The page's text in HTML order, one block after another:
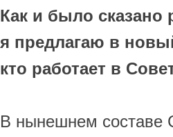
Как и было сказано
я предлагаю в
кто работает в
В нынешнем составе